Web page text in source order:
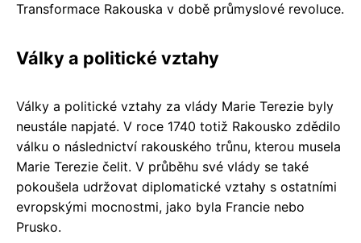
Transformace Rakouska v době průmyslové revoluce.
Války a politické vztahy
Války a politické vztahy za vlády Marie Terezie byly
neustále napjaté. V roce 1740 totiž Rakousko zdědilo
válku o následnictví rakouského trůnu, kterou musela
Marie Terezie čelit. V průběhu své vlády se také
pokoušela udržovat diplomatické vztahy s ostatními
evropskými mocnostmi, jako byla Francie nebo
Prusko.